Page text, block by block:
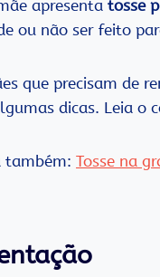
apresenta tosse
ou não ser feito
que precisam de
dicas. Leia o
também: Tosse na